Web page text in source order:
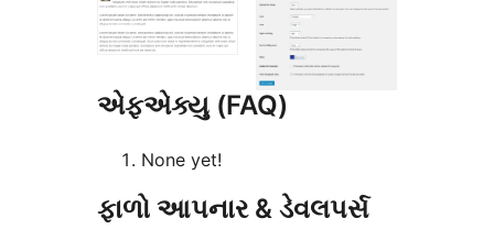
એફએક્યુ (FAQ)
None yet!
ફાળો આપનાર & ડેવલપર્સ